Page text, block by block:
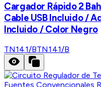
Cargador Rápido 2
Cable USB Incluido /
Incluido / Color Negro
TN141/BTN141/B